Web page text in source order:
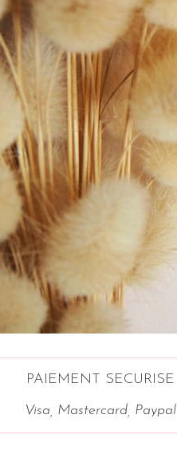
PAIEMENT SECURISE
Visa, Mastercard, Paypal